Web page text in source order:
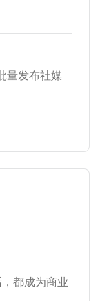
量发布社媒
都成为商业